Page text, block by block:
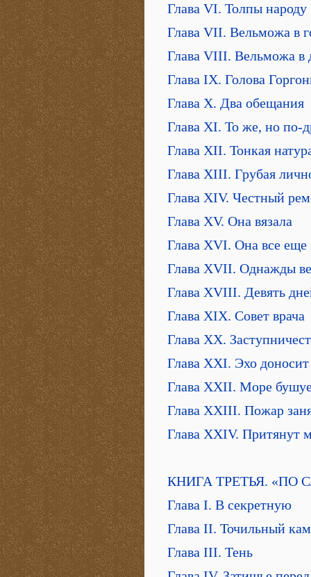
Глава VI. Толпы народу
Глава VII. Вельможа в
Глава VIII. Вельможа в
Глава IX. Голова
Глава X. Два обещания
Глава XI. То же, но по-
Глава XII. Тонкая
Глава XIII. Грубая
Глава XIV. Честный
Глава XV. Она вязала
Глава XVI. Она все еще
Глава XVII. Однажды
Глава XVIII. Девять
Глава XIX. Совет врача
Глава XX.
Глава XXI. Эхо
Глава XXII. Море
Глава XXIII. Пожар
Глава XXIV. Притянут
КНИГА ТРЕТЬЯ. «ПО
Глава I. В секретную
Глава II. Точильный
Глава III. Тень